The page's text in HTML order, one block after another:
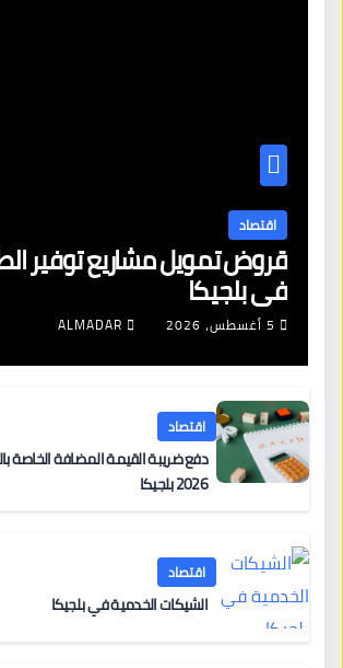
اقتصاد
قروض تمويل مشاريع توفير
في بلجيكا
5 أغسطس، 2026 ALMADAR
اقتصاد
دفع ضريبة القيمة المضافة الخاصة
2026 بلجيكا
اقتصاد
الشيكات الخدمية في بلجيكا